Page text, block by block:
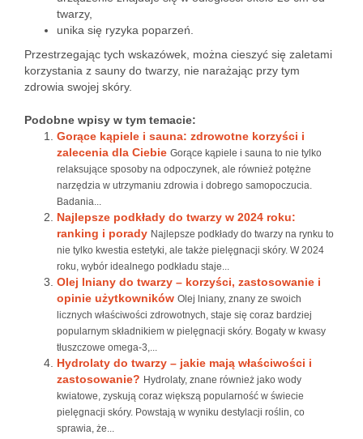
twarzy,
unika się ryzyka poparzeń.
Przestrzegając tych wskazówek, można cieszyć się zaletami
korzystania z sauny do twarzy, nie narażając przy tym
zdrowia swojej skóry.
Podobne wpisy w tym temacie:
Gorące kąpiele i sauna: zdrowotne korzyści i
zalecenia dla Ciebie Gorące kąpiele i sauna to nie tylko
relaksujące sposoby na odpoczynek, ale również potężne
narzędzia w utrzymaniu zdrowia i dobrego samopoczucia.
Badania...
Najlepsze podkłady do twarzy w 2024 roku:
ranking i porady Najlepsze podkłady do twarzy na rynku to
nie tylko kwestia estetyki, ale także pielęgnacji skóry. W 2024
roku, wybór idealnego podkładu staje...
Olej lniany do twarzy – korzyści, zastosowanie i
opinie użytkowników Olej lniany, znany ze swoich
licznych właściwości zdrowotnych, staje się coraz bardziej
popularnym składnikiem w pielęgnacji skóry. Bogaty w kwasy
tłuszczowe omega-3,...
Hydrolaty do twarzy – jakie mają właściwości i
zastosowanie? Hydrolaty, znane również jako wody
kwiatowe, zyskują coraz większą popularność w świecie
pielęgnacji skóry. Powstają w wyniku destylacji roślin, co
sprawia, że...